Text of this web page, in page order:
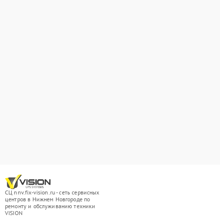
СЦ nnv.fix-vision.ru - сеть сервисных
центров в Нижнем Новгороде по
ремонту и обслуживанию техники
VISION